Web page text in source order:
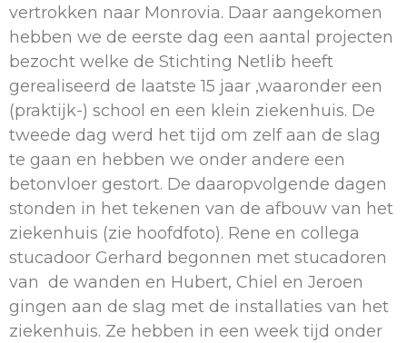
vertrokken naar Monrovia. Daar aangekomen
hebben we de eerste dag een aantal projecten
bezocht welke de Stichting Netlib heeft
gerealiseerd de laatste 15 jaar ,waaronder een
(praktijk-) school en een klein ziekenhuis. De
tweede dag werd het tijd om zelf aan de slag
te gaan en hebben we onder andere een
betonvloer gestort. De daaropvolgende dagen
stonden in het tekenen van de afbouw van het
ziekenhuis (zie hoofdfoto). Rene en collega
stucadoor Gerhard begonnen met stucadoren
van de wanden en Hubert, Chiel en Jeroen
gingen aan de slag met de installaties van het
ziekenhuis. Ze hebben in een week tijd onder